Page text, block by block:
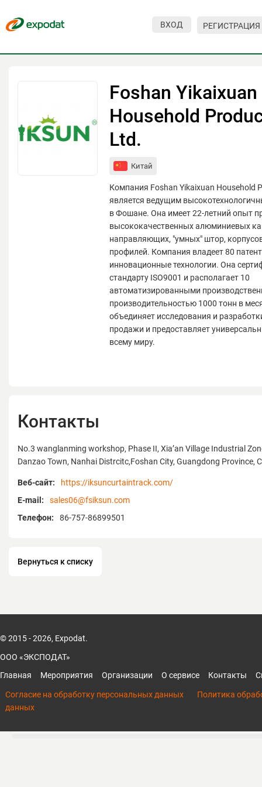
ВХОД РЕГИСТРАЦИЯ
Foshan Yikaixuan
Household
Ltd.
Китай
Компания Foshan Yikaixuan Household
является ведущим
в Фошане. Она имеет 22-летний опыт
высококачественных алюминиевых
направляющих, "умных" штор,
профилей. Компания владеет 80
инновационные технологии. Она
стандарту ISO9001 и располагает 10
автоматизированными
производительностью 1000 тонн в
объединяет исследования и
продажи и предоставляет
всему миру.
Контакты
No.3 wanglanming workshop, Phase II, Xia’an Village Industrial
Danzao Town, Nanhai Distrcitc,Foshan City, Guangdong Province,
Веб-сайт:
https://iksuncurtaintrack.com/
E-mail:
sales06@fsiksun.com
Телефон:
86-757-86899501
Вернуться к списку
© 2015 - 2026, Expodat.
ООО «ЭКСПОДАТ»
Главная
Мероприятия Организации О сервисе Контакты
Согласие на обработку персональных данных
Политика
данных
Мероприятия
Организациям